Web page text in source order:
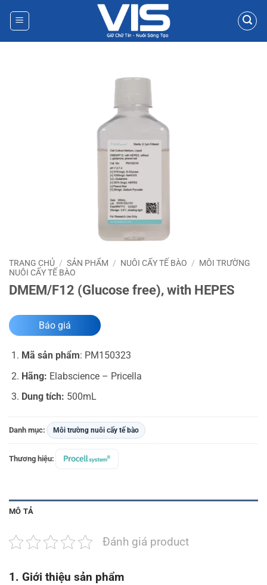
TRANG CHỦ / SẢN PHẨM / NUÔI CẤY TẾ BÀO / MÔI TRƯỜNG
NUÔI CẤY TẾ BÀO
DMEM/F12 (Glucose free), with HEPES
Báo giá
Mã sản phẩm: PM150323
Hãng: Elabscience – Pricella
Dung tích: 500mL
Danh mục: Môi trường nuôi cấy tế bào
Thương hiệu:
MÔ TẢ
Đánh giá product
1. Giới thiệu sản phẩm